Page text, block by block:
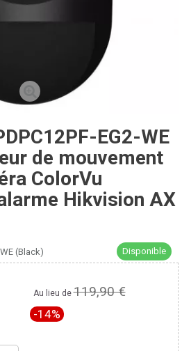
EG2-WE
de mouvement
ColorVu
Hikvision AX
(Black) Disponible
Au lieu de119,90 €
-14%